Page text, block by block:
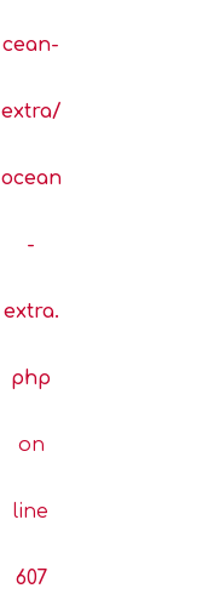
cean-
extra/
ocean
-
extra.
php
on
line
607